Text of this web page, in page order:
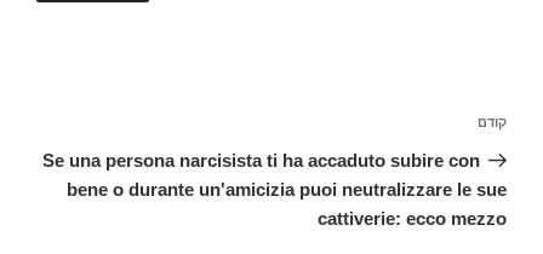
הפוסט
הקודם
קודם
Se una persona narcisista ti ha accaduto subire con
bene o durante un'amicizia puoi neutralizzare le sue
cattiverie: ecco mezzo